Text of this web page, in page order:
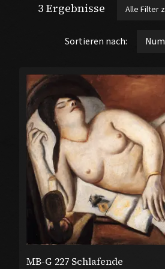
3 Ergebnisse Alle Filter
Sortieren nach:
MB-G 227 Schlafende